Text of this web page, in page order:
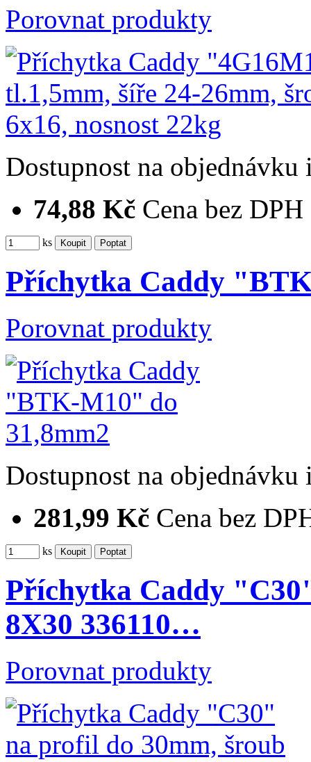
Porovnat produkty
Dostupnost na objednávku
74,88 Kč Cena bez DPH
ks
Příchytka Caddy
Porovnat produkty
Dostupnost na objednávku
281,99 Kč Cena bez
ks
Příchytka Caddy
8X30 336110…
Porovnat produkty